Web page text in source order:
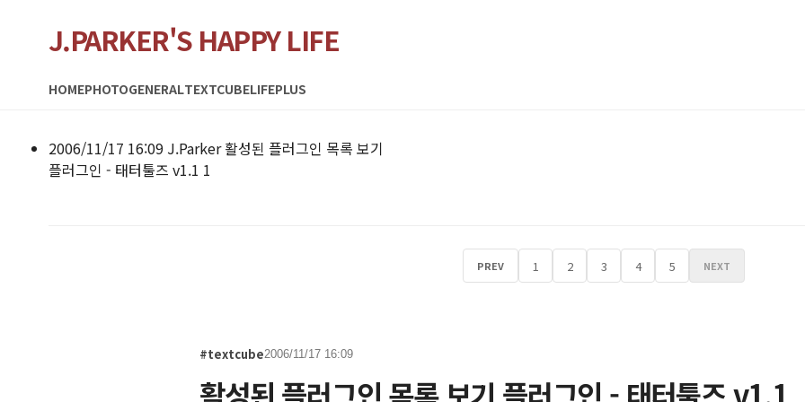
J.PARKER'S HAPPY LIFE
HOMEPHOTOGENERALTEXTCUBELIFEPLUS
2006/11/17 16:09 J.Parker 활성된 플러그인 목록 보기
플러그인 - 태터툴즈 v1.1 1
PREV 1 2 3 4 5 NEXT
#textcube2006/11/17 16:09